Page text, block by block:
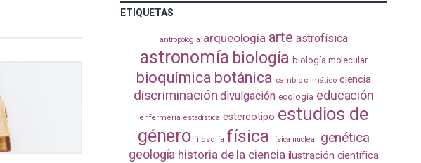
ETIQUETAS
antropología arqueología arte astrofísica
astronomía biología biología molecular
bioquímica botánica cambio climático ciencia
discriminación divulgación ecología educación
enfermería estadistica estereotipo estudios de
género filosofía física física nuclear genética
geología historia de la ciencia ilustración científica